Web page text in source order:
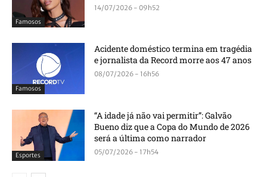
Famosos
14/07/2026 - 09h52
Famosos
Acidente doméstico termina em tragédia
e jornalista da Record morre aos 47 anos
08/07/2026 - 16h56
Esportes
“A idade já não vai permitir”: Galvão
Bueno diz que a Copa do Mundo de 2026
será a última como narrador
05/07/2026 - 17h54